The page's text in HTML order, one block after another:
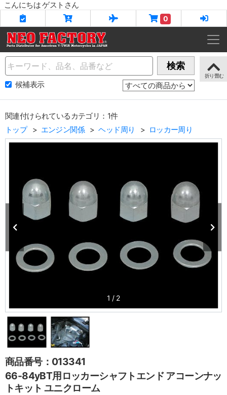
こんにちは ゲストさん
0
Name 検索
候補表示
関連付けられているカテゴリ：1件
トップ
エンジン関係 ヘッド周り ロッカー周り
1 / 2
商品番号：013341
66-84yBT用ロッカーシャフトエンド アコーンナッ
トキット ユニクローム